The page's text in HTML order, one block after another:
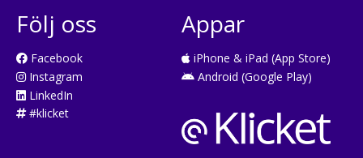
Följ oss
Facebook
Instagram
LinkedIn
#klicket
Appar
iPhone & iPad (App Store)
Android (Google Play)